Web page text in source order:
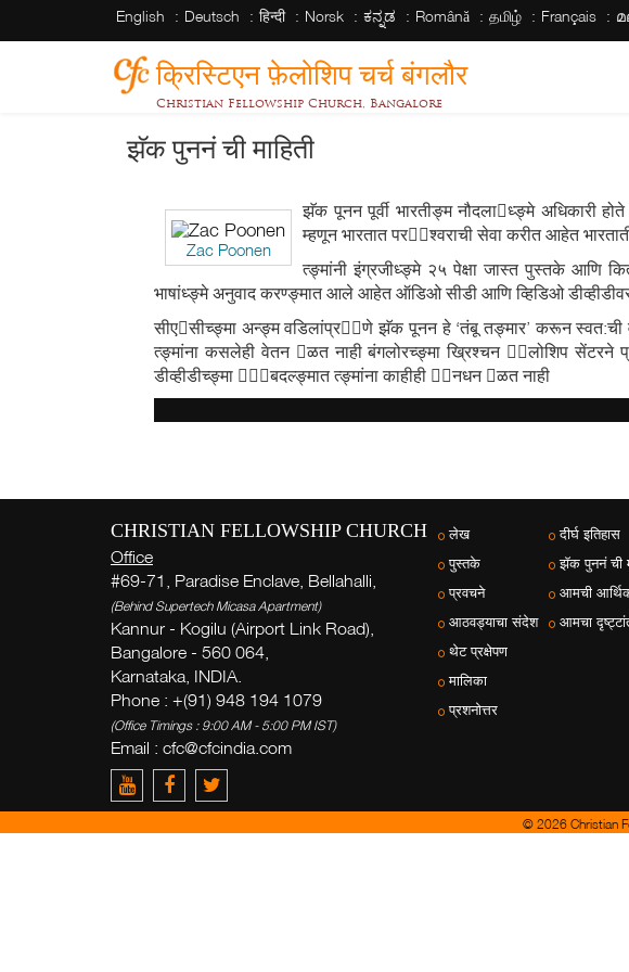
English Deutsch हिन्दी Norsk ಕನ್ನಡ Română தமிழ் Français
क्रिस्टिएन फ़ेलोशिप चर्च बंगलौर
Christian Fellowship Church, Bangalore
झॅक पुननं ची माहिती
Zac Poonen
झॅक पूनन पूर्वी भारतीङ्म नौदलाध्ङ्मे अधिकारी
म्हणून भारतात परेश्वराची सेवा करीत आहेत
त्ङ्मांनी इंग्रजीध्ङ्मे २५ पेक्षा जास्त पुस्तके
भाषांध्ङ्मे अनुवाद करण्ङ्मात आले आहेत ऑडिओ सीडी आणि व्हिडिओ
सीएसीच्ङ्मा अन्ङ्म वडिलांप्राणे झॅक पूनन हे ‘तंबू तङ्मार’ करून स्वत:ची
त्ङ्मांना कसलेही वेतन ळत नाही बंगलोरच्ङ्मा ख्रिश्चन ेलोशिप सेंटरने
डीव्हीडीच्ङ्मा ाेबदल्ङ्मात त्ङ्मांना काहीही ानधन ळत नाही
CHRISTIAN FELLOWSHIP CHURCH
Office
#69-71, Paradise Enclave, Bellahalli,
(Behind Supertech Micasa Apartment)
Kannur - Kogilu (Airport Link Road),
Bangalore - 560 064,
Karnataka, INDIA.
Phone : +(91) 948 194 1079
(Office Timings : 9:00 AM - 5:00 PM IST)
Email : cfc@cfcindia.com
लेख
पुस्तके
प्रवचने
आठवड्याचा संदेश
थेट प्रक्षेपण
मालिका
प्रशनोत्तर
दीर्घ इतिहास
झॅक पुननं ची
आमची
आमचा
© 2026 Christian